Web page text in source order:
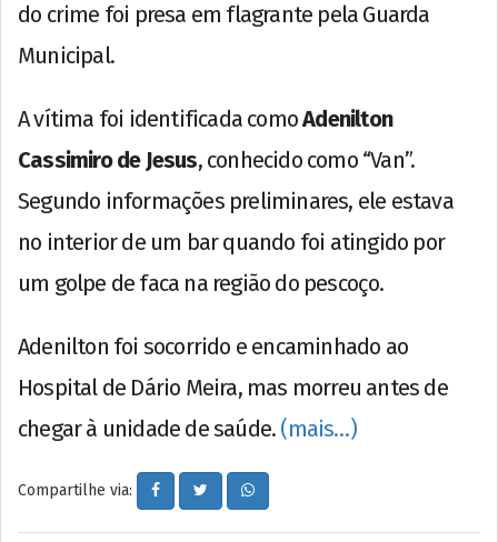
do crime foi presa em flagrante pela Guarda
Municipal.
A vítima foi identificada comoAdenilton
Cassimiro de Jesus, conhecido como “Van”.
Segundo informações preliminares, ele estava
no interior de um bar quando foi atingido por
um golpe de faca na região do pescoço.
Adenilton foi socorrido e encaminhado ao
Hospital de Dário Meira, mas morreu antes de
chegar à unidade de saúde. (mais…)
Compartilhe via: